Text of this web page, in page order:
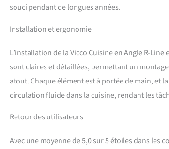
souci pendant de longues années.
Installation et ergonomie
L’installation de la Vicco Cuisine en Angle R-
sont claires et détaillées, permettant un
atout. Chaque élément est à portée de main, et
circulation fluide dans la cuisine, rendant les
Retour des utilisateurs
Avec une moyenne de 5,0 sur 5 étoiles dans les